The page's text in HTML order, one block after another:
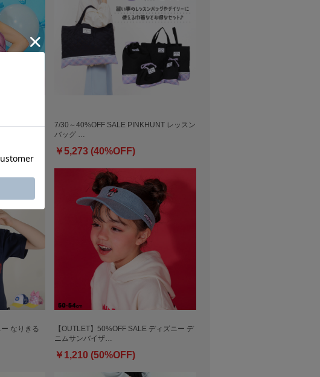
SALE
7/30～40%OFF SALE PINKHUNT レッスン
バッグ …
￥5,273 (40%OFF)
なりきる
【OUTLET】50%OFF SALE ディズニー デ
ニムサンバイザ…
￥1,210 (50%OFF)